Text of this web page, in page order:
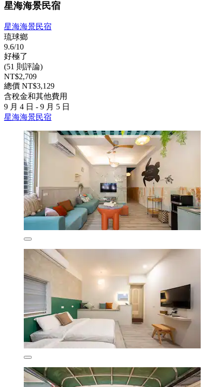
星海海景民宿
星海海景民宿
琉球鄉
9.6/10
好極了
(51 則評論)
NT$2,709
總價 NT$3,129
含稅金和其他費用
9 月 4 日 - 9 月 5 日
星海海景民宿